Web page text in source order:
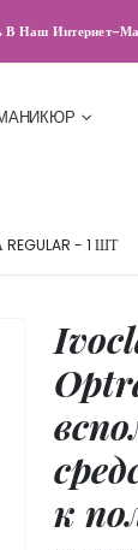
В Наш Интернет-
- 1 ШТ
к